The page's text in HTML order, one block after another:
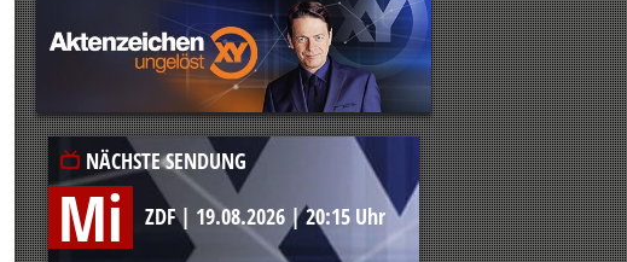
NÄCHSTE SENDUNG
Mi ZDF| 19.08.2026 |20:15 Uhr